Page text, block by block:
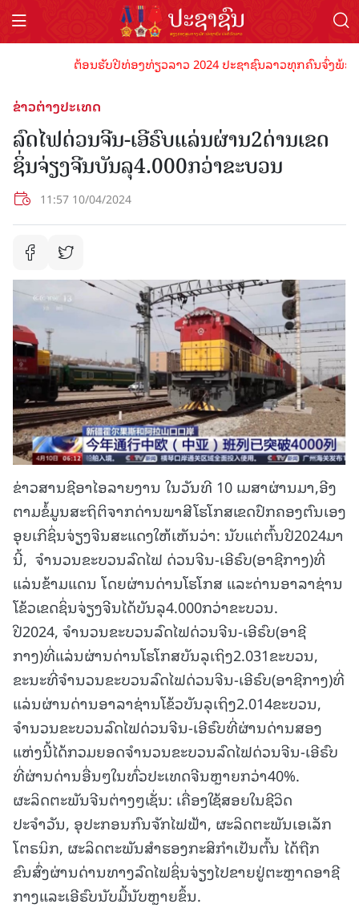
ຕ້ອນຮັບປີທ່ອງທ່ຽວລາວ 2024 ປະຊາຊົນລາວທຸກຄົນຈົ່ງພ້ອ
ຂ່າວຕ່າງປະເທດ
ລົດໄຟດ່ວນຈີນ-ເອີຣົບແລ່ນຜ່ານ2ດ່ານເຂດ
ຊິ່ນຈ່ຽງຈີນບັນລຸ4.000ກວ່າຂະບວນ
11:57 10/04/2024
ຂ່າວສານຊີອາໄອລາຍງານ ໃນວັນທີ 10 ເມສາຜ່ານມາ,ອີງ
ຕາມຂໍ້ມູນສະຖິຕິຈາກດ່ານພາສີໂຮໂກສເຂດປົກຄອງຕົນເອງ
ອຸຍເກີຊິ່ນຈ່ຽງຈີນສະແດງໃຫ້ເຫັນວ່າ: ນັບແຕ່ຕົ້ນປີ2024ມາ
ນີ້, ຈຳນວນຂະບວນລົດໄຟ ດ່ວນຈີນ-ເອີຣົບ(ອາຊີກາງ)ທີ່
ແລ່ນຂ້າມແດນ ໂດຍຜ່ານດ່ານໂຮໂກສ ແລະດ່ານອາລາຊ່ານ
ໂຂ້ວເຂດຊິ່ນຈ່ຽງຈີນໄດ້ບັນລຸ4.000ກວ່າຂະບວນ.
ປີ2024, ຈຳນວນຂະບວນລົດໄຟດ່ວນຈີນ-ເອີຣົບ(ອາຊີ
ກາງ)ທີ່ແລ່ນຜ່ານດ່ານໂຮໂກສບັນລຸເຖິງ2.031ຂະບວນ,
ຂະນະທີ່ຈຳນວນຂະບວນລົດໄຟດ່ວນຈີນ-ເອີຣົບ(ອາຊີກາງ)ທີ່
ແລ່ນຜ່ານດ່ານອາລາຊ່ານໂຂ້ວບັນລຸເຖິງ2.014ຂະບວນ,
ຈຳນວນຂະບວນລົດໄຟດ່ວນຈີນ-ເອີຣົບທີ່ຜ່ານດ່ານສອງ
ແຫ່ງນີ້ໄດ້ກວມຍອດຈຳນວນຂະບວນລົດໄຟດ່ວນຈີນ-ເອີຣົບ
ທີ່ຜ່ານດ່ານອື່ນໆໃນທົ່ວປະເທດຈີນຫຼາຍກວ່າ40%.
ຜະລິດຕະພັນຈີນຕ່າງໆເຊັ່ນ: ເຄື່ອງໃຊ້ສອຍໃນຊີວິດ
ປະຈຳວັນ, ອຸປະກອນກົນຈັກໄຟຟ້າ, ຜະລິດຕະພັນເອເລັກ
ໂຕຣນິກ, ຜະລິດຕະພັນສຳຮອງກະສິກຳເປັນຕົ້ນ ໄດ້ຖືກ
ຂົນສົ່ງຜ່ານດ່ານທາງລົດໄຟຊິ່ນຈ່ຽງໄປຂາຍຢູ່ຕະຫຼາດອາຊີ
ກາງແລະເອີຣົບນັບມື້ນັບຫຼາຍຂຶ້ນ.